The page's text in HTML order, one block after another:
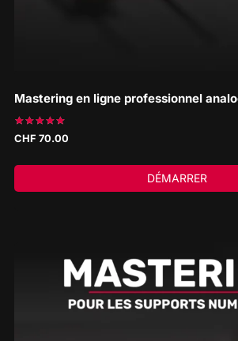
Mastering en ligne professionnel
Note
5.00
CHF 70.00
DÉMARRER